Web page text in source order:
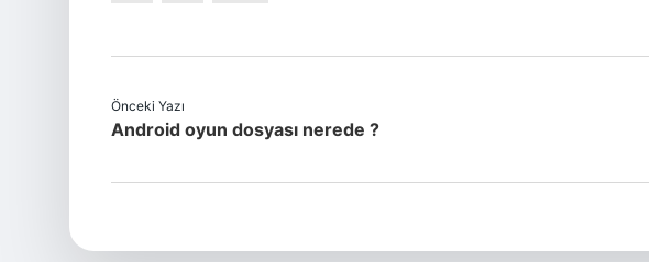
Önceki Yazı
Android oyun dosyası nerede ?